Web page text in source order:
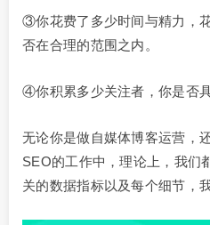
③你花费了多少时间与精力，
否在合理的范围之内。
④你积累多少关注者，你是否
无论你是做自媒体博客运营，
SEO的工作中，理论上，我们
关的数据指标以及每个细节，